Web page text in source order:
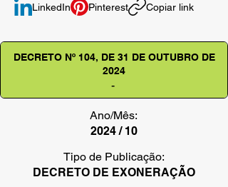
LinkedIn
Pinterest Copiar link
DECRETO Nº 104, DE 31 DE OUTUBRO DE
2024
-
Ano/Mês:
2024 / 10
Tipo de Publicação:
DECRETO DE EXONERAÇÃO